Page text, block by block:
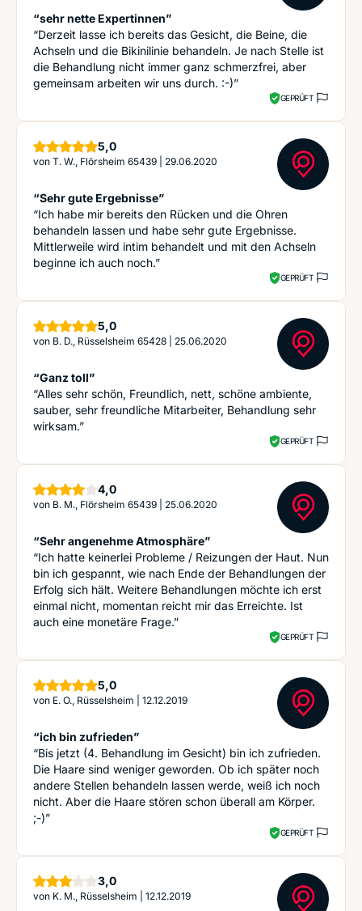
“sehr nette Expertinnen”
“Derzeit lasse ich bereits das Gesicht, die Beine, die
Achseln und die Bikinilinie behandeln. Je nach Stelle ist
die Behandlung nicht immer ganz schmerzfrei, aber
gemeinsam arbeiten wir uns durch. :-)”
GEPRÜFT
5,0Sterne
von T. W., Flörsheim 65439 29.06.2020
“Sehr gute Ergebnisse”
“Ich habe mir bereits den Rücken und die Ohren
behandeln lassen und habe sehr gute Ergebnisse.
Mittlerweile wird intim behandelt und mit den Achseln
beginne ich auch noch.”
GEPRÜFT
5,0Sterne
von B. D., Rüsselsheim 65428 25.06.2020
“Ganz toll”
“Alles sehr schön, Freundlich, nett, schöne ambiente,
sauber, sehr freundliche Mitarbeiter, Behandlung sehr
wirksam.”
GEPRÜFT
4,0Sterne
von B. M., Flörsheim 65439 25.06.2020
“Sehr angenehme Atmosphäre”
“Ich hatte keinerlei Probleme / Reizungen der Haut. Nun
bin ich gespannt, wie nach Ende der Behandlungen der
Erfolg sich hält. Weitere Behandlungen möchte ich erst
einmal nicht, momentan reicht mir das Erreichte. Ist
auch eine monetäre Frage.”
GEPRÜFT
5,0Sterne
von E. O., Rüsselsheim 12.12.2019
“ich bin zufrieden”
“Bis jetzt (4. Behandlung im Gesicht) bin ich zufrieden.
Die Haare sind weniger geworden. Ob ich später noch
andere Stellen behandeln lassen werde, weiß ich noch
nicht. Aber die Haare stören schon überall am Körper.
;-)”
GEPRÜFT
3,0Sterne
von K. M., Rüsselsheim 12.12.2019